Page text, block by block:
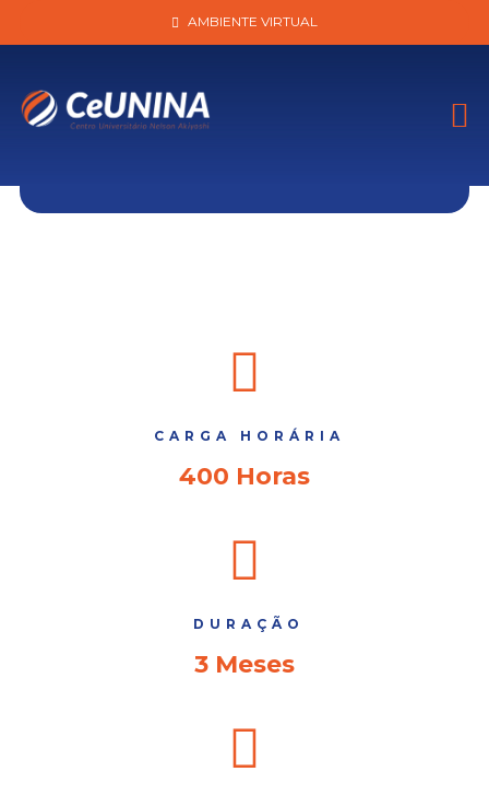
AMBIENTE VIRTUAL
ATENDIMENTO EM VENDAS –
CARGA HORÁRIA
400 Horas
DURAÇÃO
3 Meses